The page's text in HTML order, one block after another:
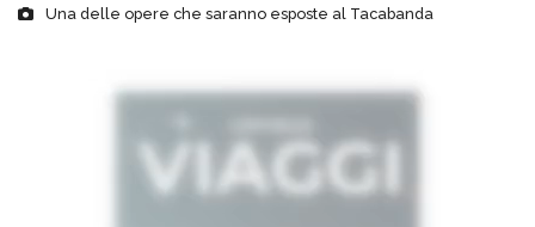
Una delle opere che saranno esposte al Tacabanda